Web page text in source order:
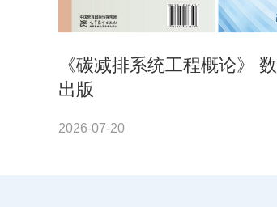
《碳减排系统工程概论》
出版
2026-07-20